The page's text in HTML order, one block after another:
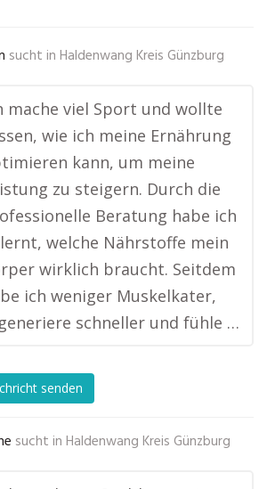
sucht in Haldenwang Kreis Günzburg
mache viel Sport und wollte
wie ich meine Ernährung
kann, um meine
zu steigern. Durch die
Beratung habe ich
welche Nährstoffe mein
wirklich braucht. Seitdem
ich weniger Muskelkater,
schneller und fühle …
senden
sucht in Haldenwang Kreis Günzburg